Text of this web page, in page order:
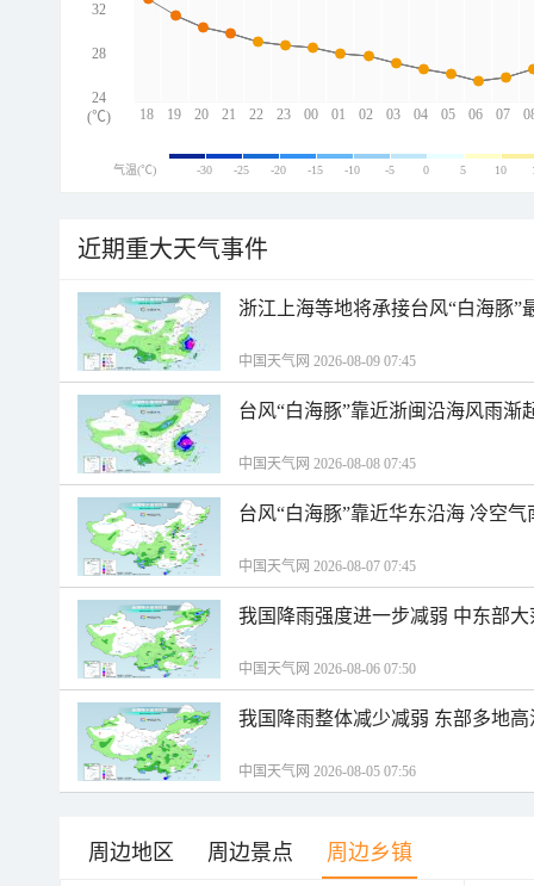
18 19 20 21 22 23 00 01 02 03 04 05 06 07
32
28
24
(℃)
气温(℃) -30 -25 -20 -15 -10 -5 0 5 10
近期重大天气事件
浙江上海等地将承接台风“白海豚”
中国天气网 2026-08-09 07:45
台风“白海豚”靠近浙闽沿海风雨渐
中国天气网 2026-08-08 07:45
台风“白海豚”靠近华东沿海 冷空
中国天气网 2026-08-07 07:45
我国降雨强度进一步减弱 中东部
中国天气网 2026-08-06 07:50
我国降雨整体减少减弱 东部多地
中国天气网 2026-08-05 07:56
周边地区 周边景点 周边乡镇